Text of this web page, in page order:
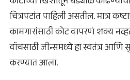
चित्रपटांत पाहिली असतील. मात्र
कामगारांसाठी कोट वापरणं शक्य
वॉचसाठी जीन्समध्ये हा स्वतंत्र आणि
करण्यात आला.